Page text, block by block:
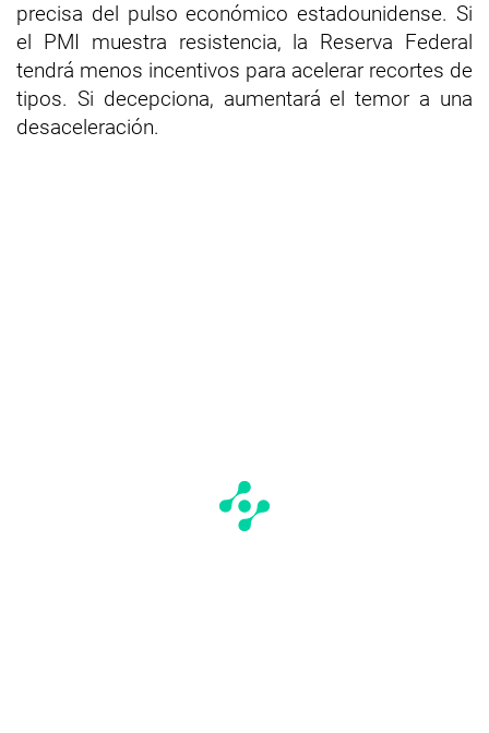
precisa del pulso económico estadounidense. Si
el PMI muestra resistencia, la Reserva Federal
tendrá menos incentivos para acelerar recortes de
tipos. Si decepciona, aumentará el temor a una
desaceleración.